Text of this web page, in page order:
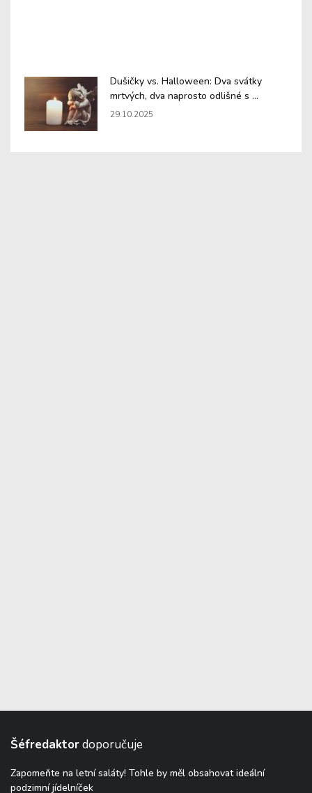
Dušičky vs. Halloween: Dva svátky
mrtvých, dva naprosto odlišné s ...
29.10.2025
Šéfredaktordoporučuje
Zapomeňte na letní saláty! Tohle by měl obsahovat ideální
podzimní jídelníček